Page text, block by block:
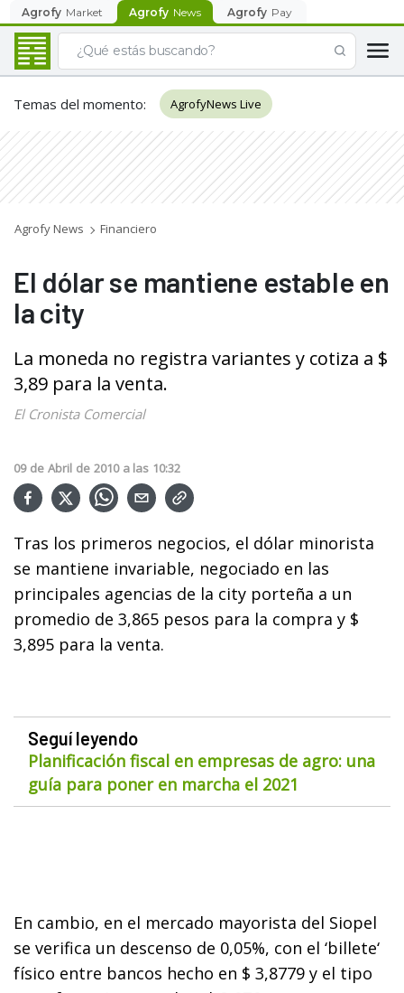
Agrofy Market Agrofy News Agrofy Pay
Temas del momento: AgrofyNews Live
Agrofy News Financiero
El dólar se mantiene estable en
la city
La moneda no registra variantes y cotiza a $
3,89 para la venta.
El Cronista Comercial
09 de Abril de 2010 a las 10:32
Tras los primeros negocios, el dólar minorista
se mantiene invariable, negociado en las
principales agencias de la city porteña a un
promedio de 3,865 pesos para la compra y $
3,895 para la venta.
Seguí leyendo
Planificación fiscal en empresas de agro: una
guía para poner en marcha el 2021
En cambio, en el mercado mayorista del Siopel
se verifica un descenso de 0,05%, con el ‘billete‘
físico entre bancos hecho en $ 3,8779 y el tipo